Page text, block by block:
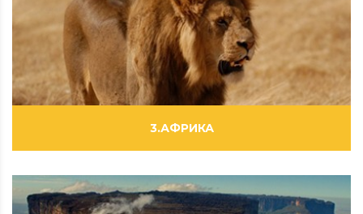
ВИДЕОРОЛИКИ
ФИЛЬМЫ
ФОТОРЕПОРТАЖИ
3.АФРИКА